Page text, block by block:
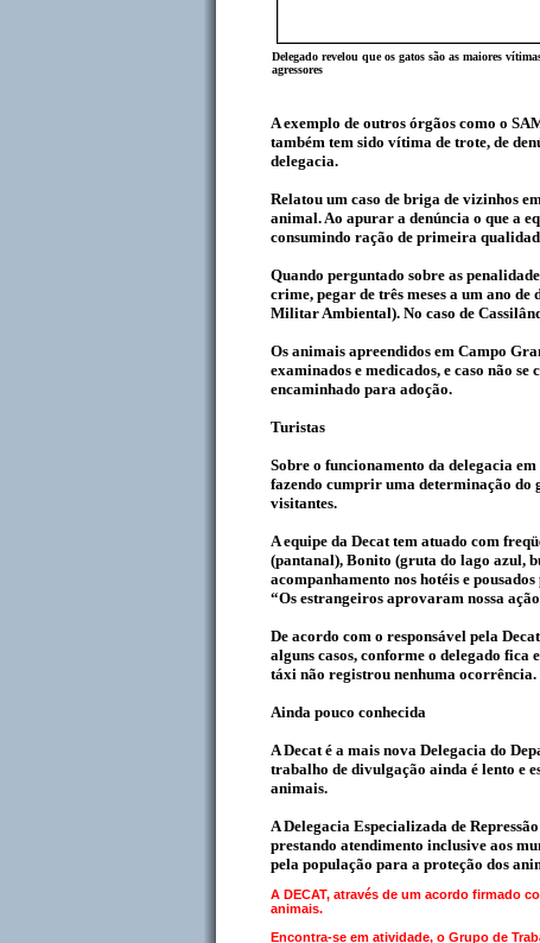
Delegado revelou que os gatos são as maiores
agressores
A exemplo de outros órgãos como o
também tem sido vítima de trote, de
delegacia.
Relatou um caso de briga de vizinhos
animal. Ao apurar a denúncia o que a
consumindo ração de primeira
Quando perguntado sobre as
crime, pegar de três meses a um ano
Militar Ambiental). No caso de
Os animais apreendidos em Campo
examinados e medicados, e caso não
encaminhado para adoção.
Turistas
Sobre o funcionamento da delegacia
fazendo cumprir uma determinação do
visitantes.
A equipe da Decat tem atuado com
(pantanal), Bonito (gruta do lago azul,
acompanhamento nos hotéis e
“Os estrangeiros aprovaram nossa
De acordo com o responsável pela
alguns casos, conforme o delegado fica
táxi não registrou nenhuma ocorrência.
Ainda pouco conhecida
A Decat é a mais nova Delegacia do
trabalho de divulgação ainda é lento e
animais.
A Delegacia Especializada de
prestando atendimento inclusive aos
pela população para a proteção dos
A DECAT, através de um acordo firmado
animais.
Encontra-se em atividade, o Grupo de